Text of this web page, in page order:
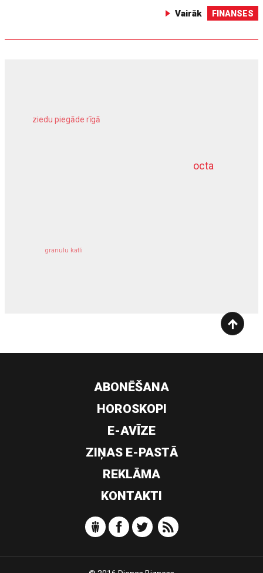
Vairāk FINANSES
octa
ziedu piegāde rīgā
granulu katli
dziļurbums
ABONĒŠANA
HOROSKOPI
E-AVĪZE
ZIŅAS E-PASTĀ
REKLĀMA
KONTAKTI